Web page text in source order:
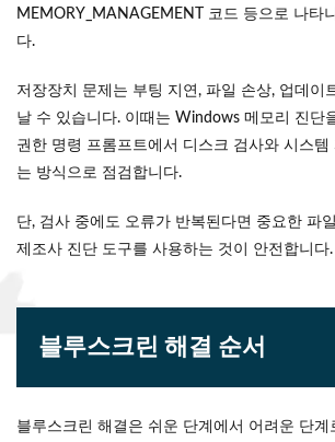
MEMORY_MANAGEMENT 코드 등으로 나타
다.
저장장치 문제는 부팅 지연, 파일 손상, 업데이
날 수 있습니다. 이때는 Windows 메모리 진단
권한 명령 프롬프트에서 디스크 검사와 시스
는 방식으로 점검합니다.
단, 검사 중에도 오류가 반복된다면 중요한 파
제조사 진단 도구를 사용하는 것이 안전합니다.
블루스크린 해결 순서
블루스크린 해결은 쉬운 단계에서 어려운 단계